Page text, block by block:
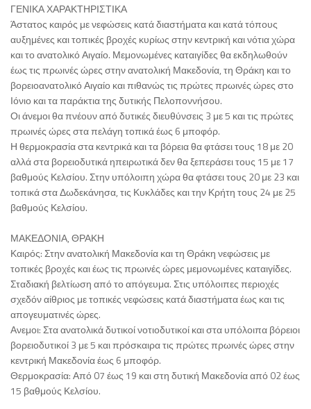
ΓΕΝΙΚΑ ΧΑΡΑΚΤΗΡΙΣΤΙΚΑ
Άστατος καιρός με νεφώσεις κατά διαστήματα και κατά τόπους
αυξημένες και τοπικές βροχές κυρίως στην κεντρική και νότια χώρα
και το ανατολικό Αιγαίο. Μεμονωμένες καταιγίδες θα εκδηλωθούν
έως τις πρωινές ώρες στην ανατολική Μακεδονία, τη Θράκη και το
βορειοανατολικό Αιγαίο και πιθανώς τις πρώτες πρωινές ώρες στο
Ιόνιο και τα παράκτια της δυτικής Πελοποννήσου.
Οι άνεμοι θα πνέουν από δυτικές διευθύνσεις 3 με 5 και τις πρώτες
πρωινές ώρες στα πελάγη τοπικά έως 6 μποφόρ.
Η θερμοκρασία στα κεντρικά και τα βόρεια θα φτάσει τους 18 με 20
αλλά στα βορειοδυτικά ηπειρωτικά δεν θα ξεπεράσει τους 15 με 17
βαθμούς Κελσίου. Στην υπόλοιπη χώρα θα φτάσει τους 20 με 23 και
τοπικά στα Δωδεκάνησα, τις Κυκλάδες και την Κρήτη τους 24 με 25
βαθμούς Κελσίου.
ΜΑΚΕΔΟΝΙΑ, ΘΡΑΚΗ
Καιρός: Στην ανατολική Μακεδονία και τη Θράκη νεφώσεις με
τοπικές βροχές και έως τις πρωινές ώρες μεμονωμένες καταιγίδες.
Σταδιακή βελτίωση από το απόγευμα. Στις υπόλοιπες περιοχές
σχεδόν αίθριος με τοπικές νεφώσεις κατά διαστήματα έως και τις
απογευματινές ώρες.
Ανεμοι: Στα ανατολικά δυτικοί νοτιοδυτικοί και στα υπόλοιπα βόρειοι
βορειοδυτικοί 3 με 5 και πρόσκαιρα τις πρώτες πρωινές ώρες στην
κεντρική Μακεδονία έως 6 μποφόρ.
Θερμοκρασία: Από 07 έως 19 και στη δυτική Μακεδονία από 02 έως
15 βαθμούς Κελσίου.